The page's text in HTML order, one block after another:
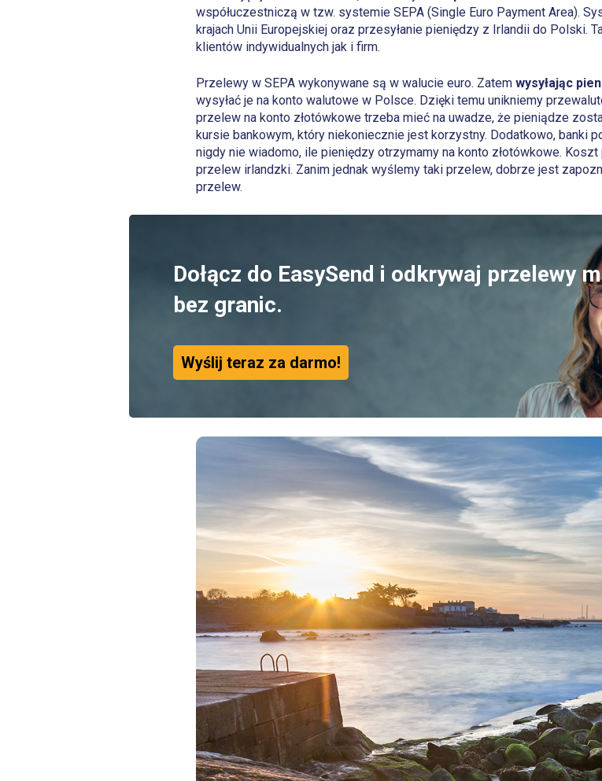
współuczestniczą w tzw. systemie SEPA (Single Euro Payment Area).
krajach Unii Europejskiej oraz przesyłanie pieniędzy z Irlandii do Polski.
klientów indywidualnych jak i firm.
Przelewy w SEPA wykonywane są w walucie euro. Zatem wysyłając
wysyłać je na konto walutowe w Polsce. Dzięki temu unikniemy
przelew na konto złotówkowe trzeba mieć na uwadze, że pieniądze
kursie bankowym, który niekoniecznie jest korzystny. Dodatkowo, banki
nigdy nie wiadomo, ile pieniędzy otrzymamy na konto złotówkowe.
przelew irlandzki. Zanim jednak wyślemy taki przelew, dobrze jest
przelew.
Dołącz do EasySend i odkrywaj przelewy
bez granic.
Wyślij teraz za darmo!